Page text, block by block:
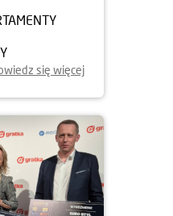
się więcej